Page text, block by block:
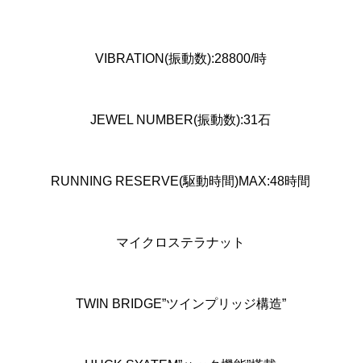
VIBRATION(振動数):28800/時
JEWEL NUMBER(振動数):31石
RUNNING RESERVE(駆動時間)MAX:48時間
マイクロステラナット
TWIN BRIDGE”ツインプリッジ構造”